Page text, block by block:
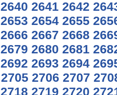
2640 2641 2642
2653 2654 2655
2666 2667 2668
2679 2680 2681
2692 2693 2694
2705 2706 2707
2718 2719 2720